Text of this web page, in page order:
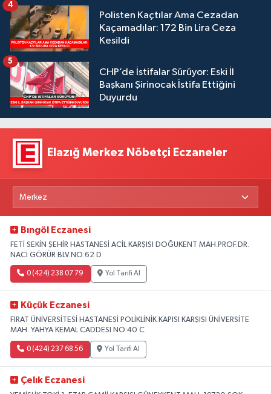
Polisten Kaçtılar Ama Cezadan
Kaçamadılar: 172 Bin Lira Ceza
Kesildi
4
CHP’de İstifalar Sürüyor: Eski İl
Başkanı Şirinocak İstifa Ettiğini
Duyurdu
5
Elazığ Merkez Nöbetçi Eczaneler
Bıngöl Eczanesi
FETİ SEKİN ŞEHİR HASTANESİ ACİL KARŞISI DOĞUKENT MAH.PROF.DR.
NACİ GÖRÜR BLV.NO:62 D
0 (424) 238 07 79 Yol Tarifi Al
Küçük Eczanesi
FIRAT ÜNİVERSİTESİ HASTANESİ POLİKLİNİK KAPISI KARŞISI ÜNİVERSİTE
MAH. YAHYA KEMAL CADDESI NO:40 C
0 (424) 237 68 56 Yol Tarifi Al
Çelık Eczanesi